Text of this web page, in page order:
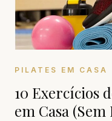
PILATES EM CASA
10 Exercícios
em Casa